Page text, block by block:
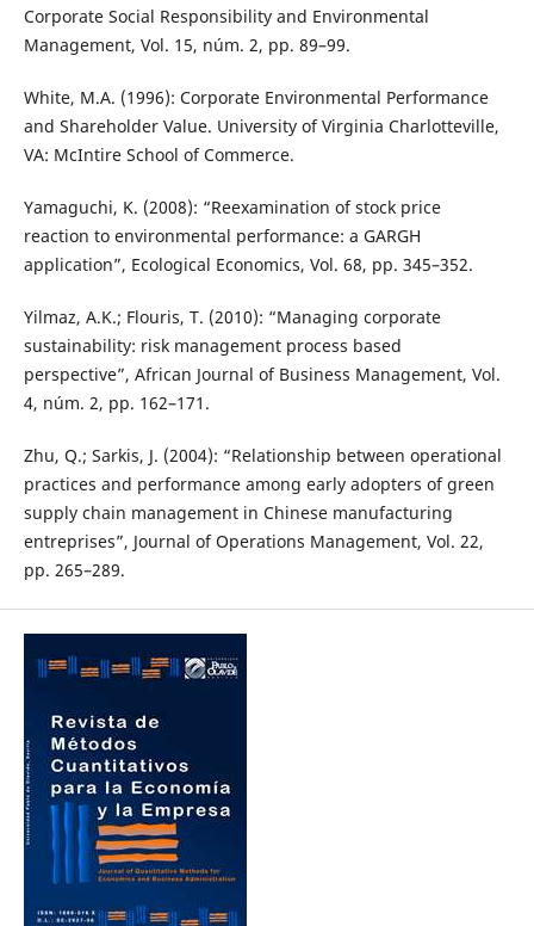
Corporate Social Responsibility and Environmental
Management, Vol. 15, núm. 2, pp. 89–99.
White, M.A. (1996): Corporate Environmental Performance
and Shareholder Value. University of Virginia Charlotteville,
VA: McIntire School of Commerce.
Yamaguchi, K. (2008): “Reexamination of stock price
reaction to environmental performance: a GARGH
application”, Ecological Economics, Vol. 68, pp. 345–352.
Yilmaz, A.K.; Flouris, T. (2010): “Managing corporate
sustainability: risk management process based
perspective”, African Journal of Business Management, Vol.
4, núm. 2, pp. 162–171.
Zhu, Q.; Sarkis, J. (2004): “Relationship between operational
practices and performance among early adopters of green
supply chain management in Chinese manufacturing
entreprises”, Journal of Operations Management, Vol. 22,
pp. 265–289.